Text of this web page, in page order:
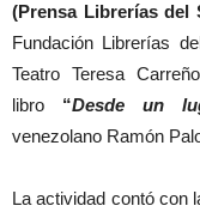
(Prensa Librerías del
Fundación Librerías
Teatro Teresa
libro “Desde un
venezolano Ramón
La actividad contó con